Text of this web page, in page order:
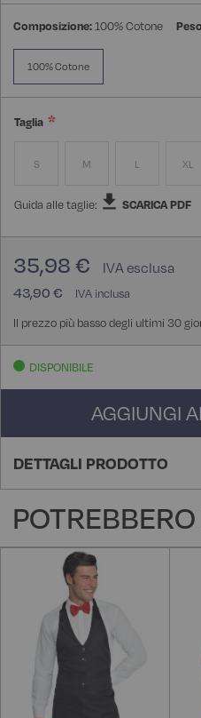
Composizione:100% Cotone
100% Cotone
Taglia
S M L XL
Guida alle taglie: SCARICA PDF
43,90 €
35,98 €
Il prezzo più basso degli ultimi 30
DISPONIBILE
AGGIUNGI
DETTAGLI PRODOTTO